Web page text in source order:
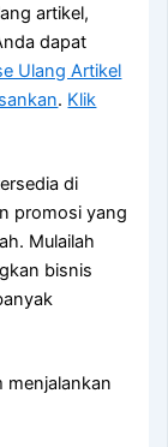
artikel,
dapat
Ulang Artikel
. Klik
di
promosi yang
Mulailah
bisnis
menjalankan